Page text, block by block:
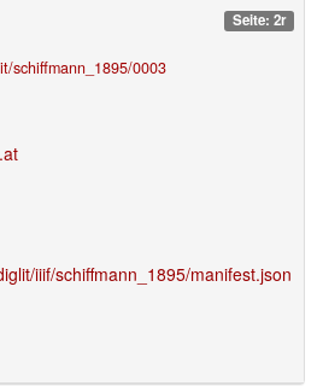
Seite: 2r
schiffmann_1895/0003
iiif/schiffmann_1895/manifest.json